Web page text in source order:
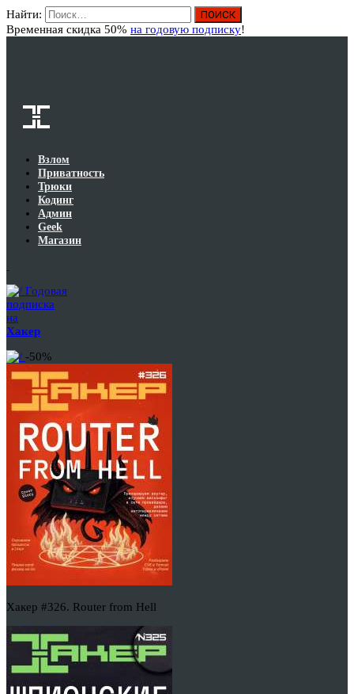
Найти:
Временная скидка 50% на годовую подписку!
Взлом
Приватность
Трюки
Кодинг
Админ
Geek
Магазин
Годовая
подписка
на
Хакер
-50%
Хакер #326. Router from Hell